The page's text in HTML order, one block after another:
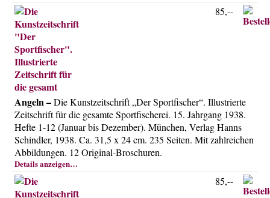
Angeln –Die Kunstzeitschrift „Der Sportfischer“. Illustrierte
Zeitschrift für die gesamte Sportfischerei. 15. Jahrgang 1938.
Hefte 1-12 (Januar bis Dezember). München, Verlag Hanns
Schindler, 1938. Ca. 31,5 x 24 cm. 235 Seiten. Mit zahlreichen
Abbildungen. 12 Original-Broschuren.
Details anzeigen…
85,--
85,--